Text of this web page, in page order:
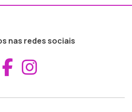
nas redes sociais
Aceder ao